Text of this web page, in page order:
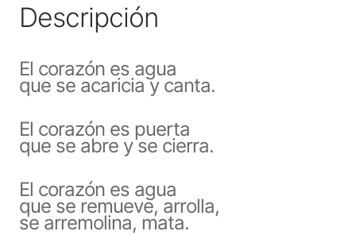
Descripción
El corazón es agua
que se acaricia y canta.
El corazón es puerta
que se abre y se cierra.
El corazón es agua
que se remueve, arrolla,
se arremolina, mata.